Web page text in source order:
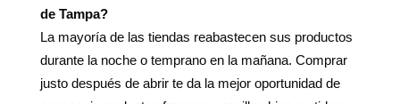
de Tampa?
La mayoría de las tiendas reabastecen sus productos
durante la noche o temprano en la mañana. Comprar
justo después de abrir te da la mejor oportunidad de